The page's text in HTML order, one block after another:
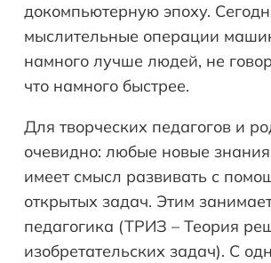
докомпьютерную эпоху.
мыслительные операции
намного лучше людей, не
что намного быстрее.
Для творческих педагогов и
очевидно: любые новые
имеет смысл развивать с
открытых задач. Этим
педагогика (ТРИЗ – Теория
изобретательских задач). С